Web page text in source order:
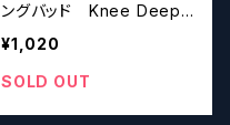
ングバッド Knee Deep B
reaking Bud IPA【クラフト
ビールシザーズ】
¥1,020
SOLD OUT